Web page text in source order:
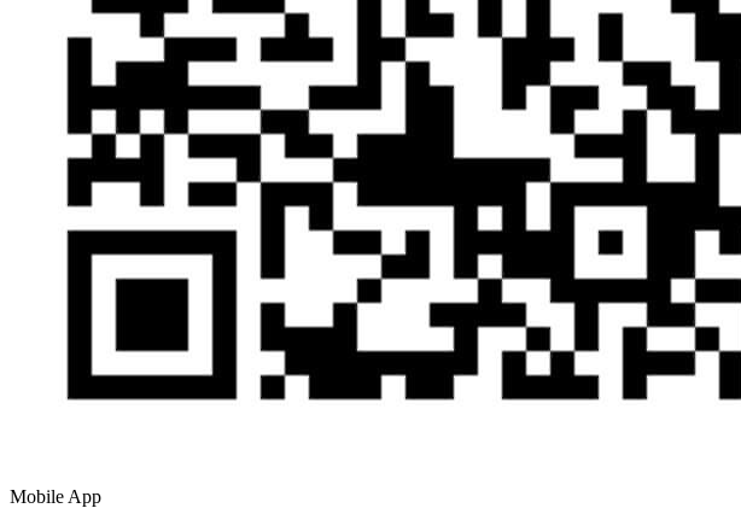
Mobile App